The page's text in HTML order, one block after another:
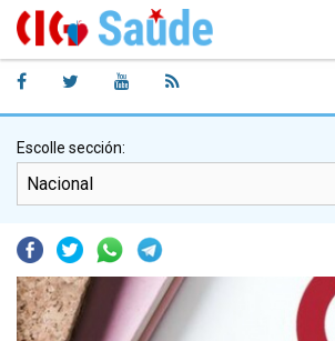
Escolle sección:
Facebook
TwitterWhatsapp